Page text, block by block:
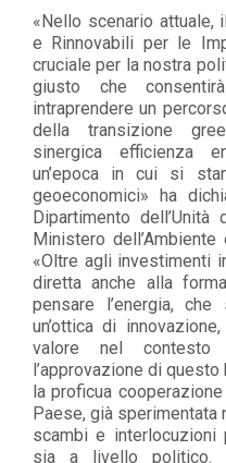
«Nello scenario attuale,
e Rinnovabili per le
cruciale per la nostra
giusto che
intraprendere un
della transizione
sinergica efficienza
un’epoca in cui si
geoeconomici» ha
Dipartimento
Ministero
«Oltre agli investimenti
diretta anche alla
pensare l’energia,
un’ottica di
valore nel contesto
l’approvazione di
la proficua
Paese, già
scambi e
sia a livello politico.